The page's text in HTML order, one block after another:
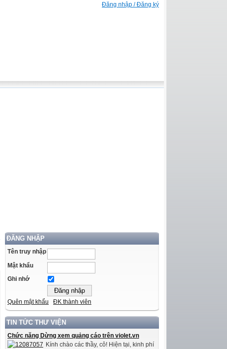
Đăng nhập / Đăng ký
ĐĂNG NHẬP
Tên truy nhập
Mật khẩu
Ghi nhớ
Quên mật khẩu ĐK thành viên
TIN TỨC THƯ VIỆN
Chức năng Dừng xem quảng cáo trên violet.vn
Kính chào các thầy, cô! Hiện tại, kinh phí